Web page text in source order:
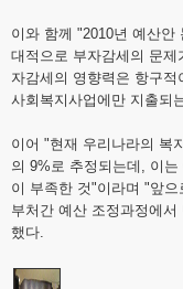
이와 함께 "2010년 예산안
대적으로 부자감세의 문
자감세의 영향력은 항구
사회복지사업에만 지출되
이어 "현재 우리나라의 복
의 9%로 추정되는데, 이
이 부족한 것"이라며 "앞
부처간 예산 조정과정에
했다.